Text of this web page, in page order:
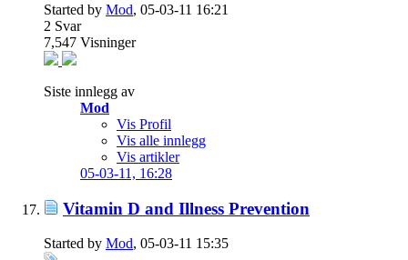
Started by Mod, 05-03-11 16:21
2 Svar
7,547 Visninger
Siste innlegg av
Mod
Vis Profil
Vis alle innlegg
Vis artikler
05-03-11, 16:28
Vitamin D and Illness Prevention
Started by Mod, 05-03-11 15:35